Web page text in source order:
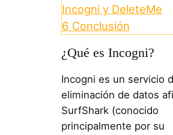
Incogni y DeleteMe
6 Conclusión
¿Qué es Incogni?
Incogni es un servicio
eliminación de datos
SurfShark (conocido
principalmente por su